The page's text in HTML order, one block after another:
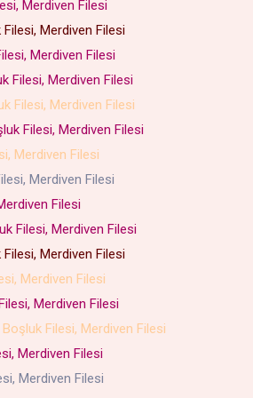
Merdiven Filesi
Merdiven Filesi
Merdiven Filesi
Filesi, Merdiven Filesi
Filesi, Merdiven Filesi
Filesi, Merdiven Filesi
Merdiven Filesi
Merdiven Filesi
Filesi
Filesi, Merdiven Filesi
Merdiven Filesi
Merdiven Filesi
Merdiven Filesi
Filesi, Merdiven Filesi
Merdiven Filesi
Merdiven Filesi